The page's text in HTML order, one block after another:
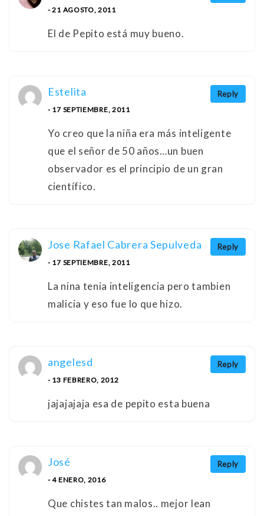
- 21 AGOSTO, 2011
El de Pepito está muy bueno.
Reply
Estelita
- 17 SEPTIEMBRE, 2011
Yo creo que la niña era más inteligente
que el señor de 50 años…un buen
observador es el principio de un gran
científico.
Reply
Jose Rafael Cabrera Sepulveda
- 17 SEPTIEMBRE, 2011
La nina tenia inteligencia pero tambien
malicia y eso fue lo que hizo.
Reply
angelesd
- 13 FEBRERO, 2012
jajajajaja esa de pepito esta buena
Reply
José
- 4 ENERO, 2016
Que chistes tan malos.. mejor lean